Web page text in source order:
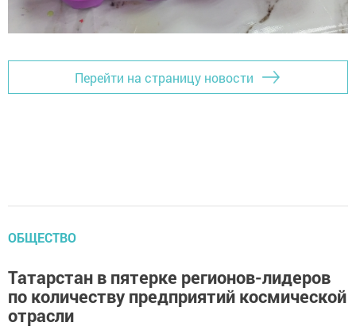
Перейти на страницу новости
ОБЩЕСТВО
Татарстан в пятерке регионов-лидеров
по количеству предприятий космической
отрасли